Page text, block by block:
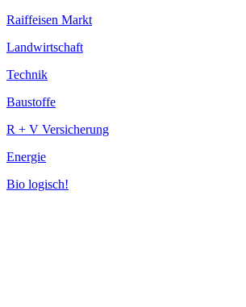
Raiffeisen Markt
Landwirtschaft
Technik
Baustoffe
R + V Versicherung
Energie
Bio logisch!